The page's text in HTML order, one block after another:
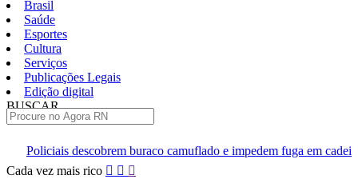
Brasil
Saúde
Esportes
Cultura
Serviços
Publicações Legais
Edição digital
BUSCAR
buraco camuflado e impedem fuga em cadeia de Ceará-Mirim
Pular
Cada vez mais rico